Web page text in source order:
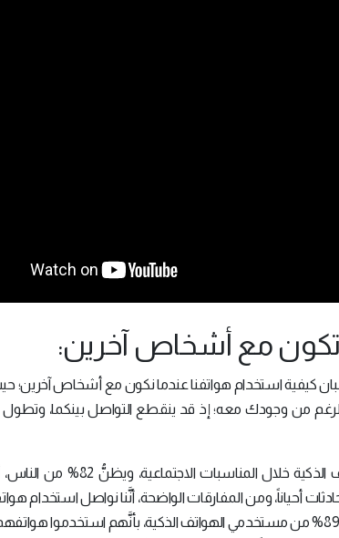
كيفية استخدام هواتفنا عندما نكون مع أشخاص
من وجودك معه؛ إذ قد ينقطع التواصل بينكما، وتطول
الاجتماعية، ويظنُّ 82% من الناس، أنَّ
أحياناً، ومن المفارقات الواضحة، أنَّنا نواصل استخدام
الرغم من النسب آنفة الذكر؛ إذ حسب نتائج إحدى الدراسات، أقرَّ 89% من مستخدمي الهواتف الذكية، بأنَّهم